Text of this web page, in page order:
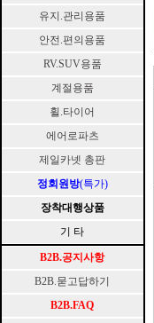
유지.관리용품
안전.편의용품
RV.SUV용품
계절용품
휠.타이어
에어로파츠
제일카넷 총판
정회원방(특가)
장착대행상품
기 타
B2B.공지사항
B2B.묻고답하기
B2B.FAQ